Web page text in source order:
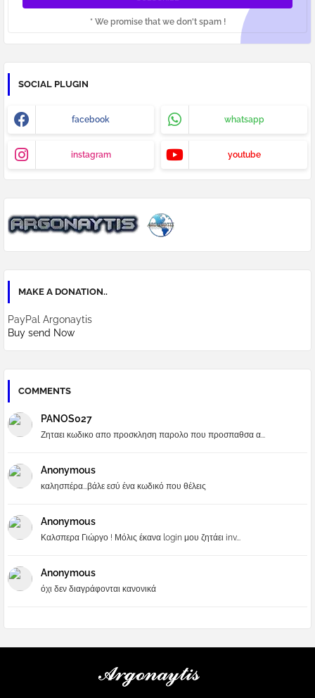
* We promise that we don't spam !
SOCIAL PLUGIN
facebook whatsapp
instagram youtube
MAKE A DONATION..
PayPal Argonaytis
Buy send Now
COMMENTS
PANOS027
Ζηταει κωδικο απο προσκληση παρολο που προσπαθσα α...
Anonymous
καλησπέρα...βάλε εσύ ένα κωδικό που θέλεις
Anonymous
Καλσπερα Γιώργο ! Μόλις έκανα login μου ζητάει inv...
Anonymous
όχι δεν διαγράφονται κανονικά